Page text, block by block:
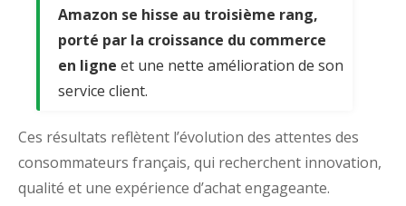
Amazon se hisse au troisième rang,
porté par la croissance du commerce
en ligne et une nette amélioration de son
service client.
Ces résultats reflètent l’évolution des attentes des
consommateurs français, qui recherchent innovation,
qualité et une expérience d’achat engageante.